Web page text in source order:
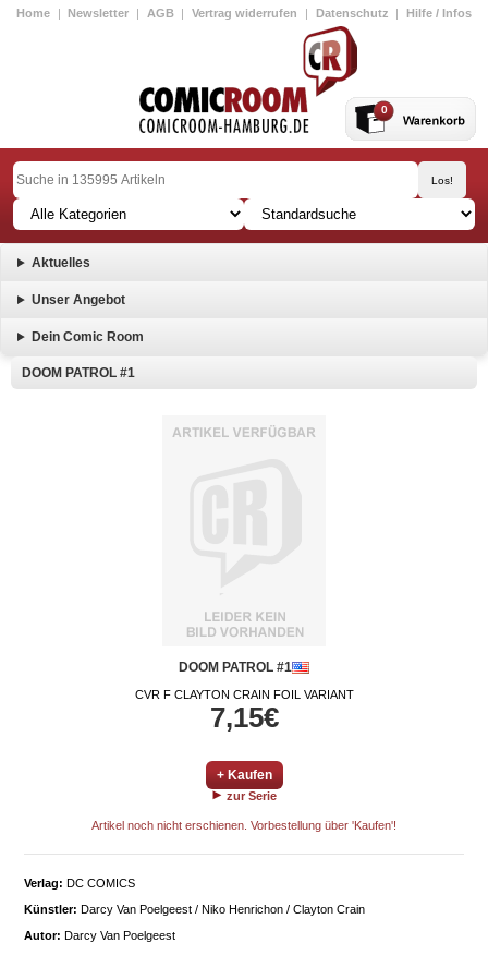
Home | Newsletter | AGB | Vertrag widerrufen | Datenschutz | Hilfe / Infos
0
Aktuelles
Unser Angebot
Dein Comic Room
DOOM PATROL #1
DOOM PATROL #1
CVR F CLAYTON CRAIN FOIL VARIANT
7,15€
+ Kaufen
zur Serie
Artikel noch nicht erschienen. Vorbestellung über 'Kaufen'!
Verlag: DC COMICS
Künstler: Darcy Van Poelgeest / Niko Henrichon / Clayton Crain
Autor: Darcy Van Poelgeest